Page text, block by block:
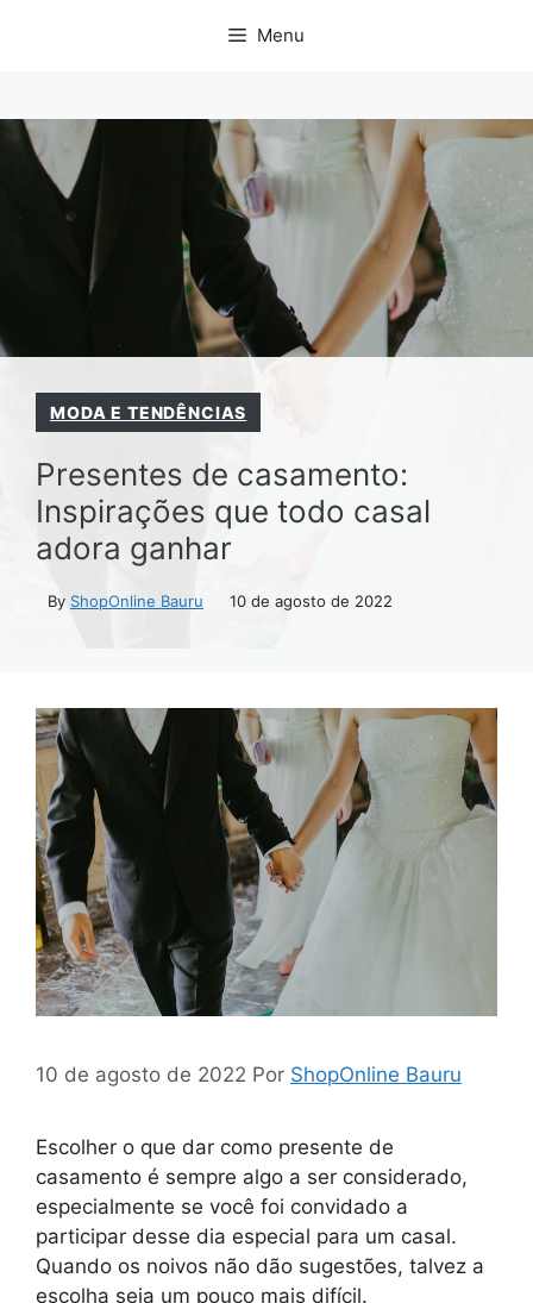
Menu
MODA E TENDÊNCIAS
Presentes de casamento:
Inspirações que todo casal
adora ganhar
By ShopOnline Bauru 10 de agosto de 2022
10 de agosto de 2022 Por ShopOnline Bauru
Escolher o que dar como presente de
casamento é sempre algo a ser considerado,
especialmente se você foi convidado a
participar desse dia especial para um casal.
Quando os noivos não dão sugestões, talvez a
escolha seja um pouco mais difícil.